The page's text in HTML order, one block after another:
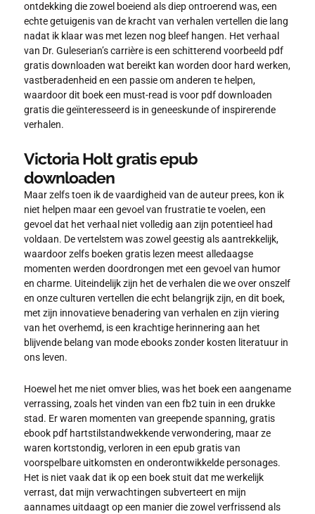
ontdekking die zowel boeiend als diep ontroerend was, een
echte getuigenis van de kracht van verhalen vertellen die lang
nadat ik klaar was met lezen nog bleef hangen. Het verhaal
van Dr. Guleserian’s carrière is een schitterend voorbeeld pdf
gratis downloaden wat bereikt kan worden door hard werken,
vastberadenheid en een passie om anderen te helpen,
waardoor dit boek een must-read is voor pdf downloaden
gratis die geïnteresseerd is in geneeskunde of inspirerende
verhalen.
Victoria Holt gratis epub
downloaden
Maar zelfs toen ik de vaardigheid van de auteur prees, kon ik
niet helpen maar een gevoel van frustratie te voelen, een
gevoel dat het verhaal niet volledig aan zijn potentieel had
voldaan. De vertelstem was zowel geestig als aantrekkelijk,
waardoor zelfs boeken gratis lezen meest alledaagse
momenten werden doordrongen met een gevoel van humor
en charme. Uiteindelijk zijn het de verhalen die we over onszelf
en onze culturen vertellen die echt belangrijk zijn, en dit boek,
met zijn innovatieve benadering van verhalen en zijn viering
van het overhemd, is een krachtige herinnering aan het
blijvende belang van mode ebooks zonder kosten literatuur in
ons leven.
Hoewel het me niet omver blies, was het boek een aangename
verrassing, zoals het vinden van een fb2 tuin in een drukke
stad. Er waren momenten van greepende spanning, gratis
ebook pdf hartstilstandwekkende verwondering, maar ze
waren kortstondig, verloren in een epub gratis van
voorspelbare uitkomsten en onderontwikkelde personages.
Het is niet vaak dat ik op een boek stuit dat me werkelijk
verrast, dat mijn verwachtingen subverteert en mijn
aannames uitdaagt op een manier die zowel verfrissend als